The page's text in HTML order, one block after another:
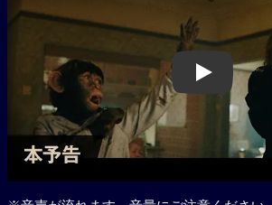
Play